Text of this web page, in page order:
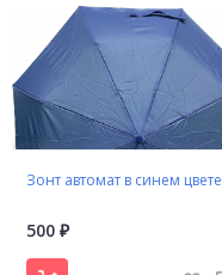
Зонт автомат в синем цвете
500 ₽